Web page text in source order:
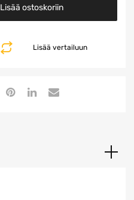
Lisää ostoskoriin
Lisää vertailuun